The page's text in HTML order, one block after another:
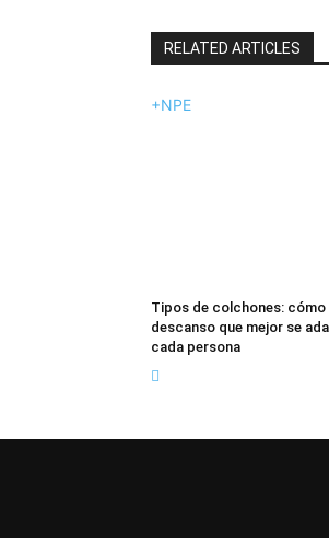
RELATED ARTICLES
+NPE
Tipos de colchones: cómo
descanso que mejor se
cada persona